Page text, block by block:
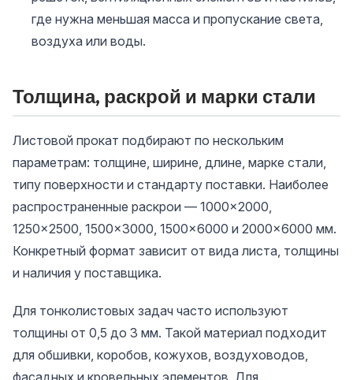
где нужна меньшая масса и пропускание света,
воздуха или воды.
Толщина, раскрой и марки стали
Листовой прокат подбирают по нескольким
параметрам: толщине, ширине, длине, марке стали,
типу поверхности и стандарту поставки. Наиболее
распространенные раскрои — 1000×2000,
1250×2500, 1500×3000, 1500×6000 и 2000×6000 мм.
Конкретный формат зависит от вида листа, толщины
и наличия у поставщика.
Для тонколистовых задач часто используют
толщины от 0,5 до 3 мм. Такой материал подходит
для обшивки, коробов, кожухов, воздуховодов,
фасадных и кровельных элементов. Для